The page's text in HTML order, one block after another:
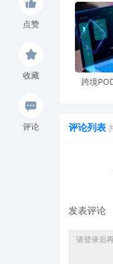
在汽车产
级。
在全球经
从业者还
点赞
收藏
评论
跨境
评论列表
发表评论